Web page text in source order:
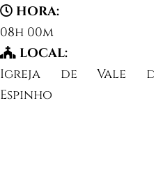
HORA:
08h 00m
LOCAL:
Igreja de Vale
Espinho